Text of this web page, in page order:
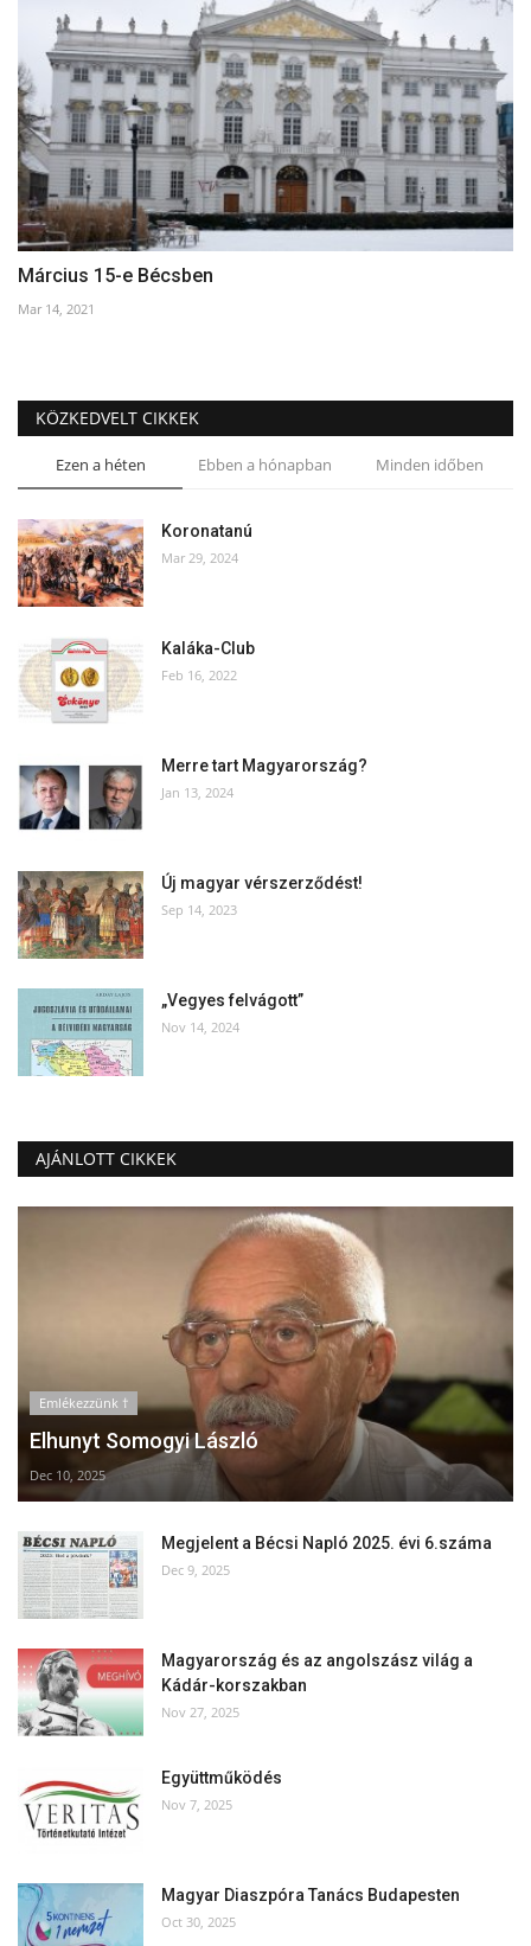
Március 15-e Bécsben
Mar 14, 2021
KÖZKEDVELT CIKKEK
Ezen a héten Ebben a hónapban Minden időben
Koronatanú
Mar 29, 2024
Kaláka-Club
Feb 16, 2022
Merre tart Magyarország?
Jan 13, 2024
Új magyar vérszerződést!
Sep 14, 2023
„Vegyes felvágott”
Nov 14, 2024
AJÁNLOTT CIKKEK
Emlékezzünk †
Elhunyt Somogyi László
Dec 10, 2025
Megjelent a Bécsi Napló 2025. évi 6.száma
Dec 9, 2025
Magyarország és az angolszász világ a
Kádár-korszakban
Nov 27, 2025
Együttműködés
Nov 7, 2025
Magyar Diaszpóra Tanács Budapesten
Oct 30, 2025